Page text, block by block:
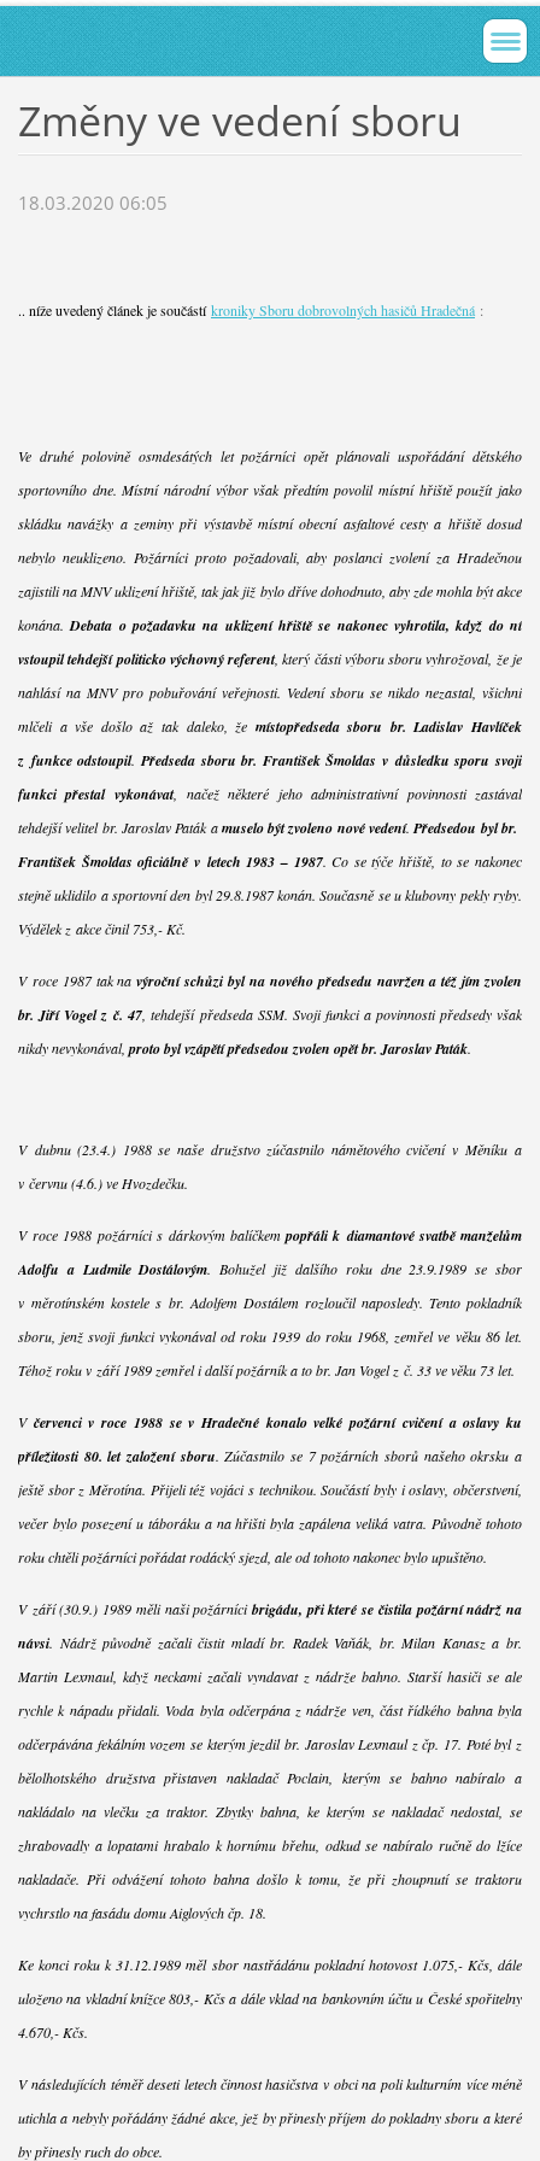
Změny ve vedení sboru
18.03.2020 06:05
.. níže uvedený článek je součástí kroniky Sboru dobrovolných hasičů Hradečná:
Ve druhé polovině osmdesátých let požárníci opět plánovali uspořádání dětského
sportovního dne. Místní národní výbor však předtím povolil místní hřiště použít jako
skládku navážky a zeminy při výstavbě místní obecní asfaltové cesty a hřiště dosud
nebylo neuklizeno. Požárníci proto požadovali, aby poslanci zvolení za Hradečnou
zajistili na MNV uklizení hřiště, tak jak již bylo dříve dohodnuto, aby zde mohla být akce
konána.Debata o požadavku na uklizení hřiště se nakonec vyhrotila, když do ní
vstoupil tehdejší politicko výchovný referent, který části výboru sboru vyhrožoval, že je
nahlásí na MNV pro pobuřování veřejnosti. Vedení sboru se nikdo nezastal, všichni
mlčeli a vše došlo až tak daleko, že místopředseda sboru br. Ladislav Havlíček
z funkce odstoupil. Předseda sboru br. František Šmoldas v důsledku sporu svoji
funkci přestal vykonávat, načež některé jeho administrativní povinnosti zastával
tehdejší velitel br. Jaroslav Paták amuselo být zvoleno nové vedení.Předsedou byl br.
František Šmoldas oficiálně v letech 1983 – 1987. Co se týče hřiště, to se nakonec
stejně uklidilo a sportovní den byl 29.8.1987 konán. Současně se u klubovny pekly ryby.
Výdělek z akce činil 753,- Kč.
V roce 1987 tak navýroční schůzi byl na nového předsedu navržen a též jím zvolen
br. Jiří Vogel z č. 47 , tehdejší předseda SSM. Svoji funkci a povinnosti předsedy však
nikdy nevykonával, proto byl vzápětí předsedou zvolen opět br. Jaroslav Paták.
V dubnu (23.4.) 1988 se naše družstvo zúčastnilo námětového cvičení v Měníku a
v červnu (4.6.) ve Hvozdečku.
V roce 1988 požárníci s dárkovým balíčkempopřáli k diamantové svatbě manželům
Adolfu a Ludmile Dostálovým. Bohužel již dalšího roku dne 23.9.1989 se sbor
v měrotínském kostele s br. Adolfem Dostálem rozloučil naposledy. Tento pokladník
sboru, jenž svoji funkci vykonával od roku 1939 do roku 1968, zemřel ve věku 86 let.
Téhož roku v září 1989 zemřel i další požárník a to br. Jan Vogel z č. 33 ve věku 73 let.
V červenci v roce 1988 se v Hradečné konalo velké požární cvičení a oslavy ku
příležitosti 80. let založení sboru. Zúčastnilo se 7 požárních sborů našeho okrsku a
ještě sbor z Měrotína. Přijeli též vojáci s technikou. Součástí byly i oslavy, občerstvení,
večer bylo posezení u táboráku a na hřišti byla zapálena veliká vatra. Původně tohoto
roku chtěli požárníci pořádat rodácký sjezd, ale od tohoto nakonec bylo upuštěno.
V září (30.9.) 1989 měli naši požárnícibrigádu, při které se čistila požární nádrž na
návsi. Nádrž původně začali čistit mladí br. Radek Vaňák, br. Milan Kanasz a br.
Martin Lexmaul, když neckami začali vyndavat z nádrže bahno. Starší hasiči se ale
rychle k nápadu přidali. Voda byla odčerpána z nádrže ven, část řídkého bahna byla
odčerpávána fekálním vozem se kterým jezdil br. Jaroslav Lexmaul z čp. 17. Poté byl z
bělolhotského družstva přistaven nakladač Poclain, kterým se bahno nabíralo a
nakládalo na vlečku za traktor. Zbytky bahna, ke kterým se nakladač nedostal, se
zhrabovadly a lopatami hrabalo k hornímu břehu, odkud se nabíralo ručně do lžíce
nakladače. Při odvážení tohoto bahna došlo k tomu, že při zhoupnutí se traktoru
vychrstlo na fasádu domu Aiglových čp. 18.
Ke konci roku k 31.12.1989 měl sbor nastřádánu pokladní hotovost 1.075,- Kčs, dále
uloženo na vkladní knížce 803,- Kčs a dále vklad na bankovním účtu u České spořitelny
4.670,- Kčs.
V následujících téměř deseti letech činnost hasičstva v obci na poli kulturním více méně
utichla a nebyly pořádány žádné akce, jež by přinesly příjem do pokladny sboru a které
by přinesly ruch do obce.